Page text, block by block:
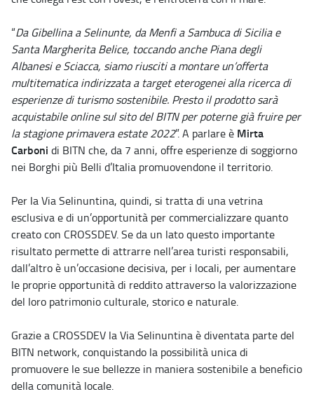
“Da Gibellina a Selinunte, da Menfi a Sambuca di Sicilia e
Santa Margherita Belice, toccando anche Piana degli
Albanesi e Sciacca, siamo riusciti a montare un’offerta
multitematica indirizzata a target eterogenei alla ricerca di
esperienze di turismo sostenibile. Presto il prodotto sarà
acquistabile online sul sito del BITN per poterne già fruire per
la stagione primavera estate 2022”. A parlare è Mirta
Carboni di BITN che, da 7 anni, offre esperienze di soggiorno
nei Borghi più Belli d’Italia promuovendone il territorio.
Per la Via Selinuntina, quindi, si tratta di una vetrina
esclusiva e di un’opportunità per commercializzare quanto
creato con CROSSDEV. Se da un lato questo importante
risultato permette di attrarre nell’area turisti responsabili,
dall’altro è un’occasione decisiva, per i locali, per aumentare
le proprie opportunità di reddito attraverso la valorizzazione
del loro patrimonio culturale, storico e naturale.
Grazie a CROSSDEV la Via Selinuntina è diventata parte del
BITN network, conquistando la possibilità unica di
promuovere le sue bellezze in maniera sostenibile a beneficio
della comunità locale.